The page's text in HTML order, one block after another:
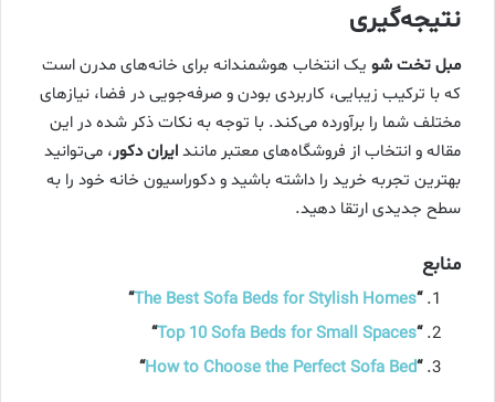
نتیجه‌گیری
مبل تخت شو یک انتخاب هوشمندانه برای خانه‌های مدرن است
که با ترکیب زیبایی، کاربردی بودن و صرفه‌جویی در فضا، نیازهای
مختلف شما را برآورده می‌کند. با توجه به نکات ذکر شده در این
مقاله و انتخاب از فروشگاه‌های معتبر مانندایران دکور، می‌توانید
بهترین تجربه خرید را داشته باشید و دکوراسیون خانه خود را به
سطح جدیدی ارتقا دهید.
منابع
“
The Best Sofa Beds for Stylish Homes
“
“
Top 10 Sofa Beds for Small Spaces
“
“
How to Choose the Perfect Sofa Bed
“